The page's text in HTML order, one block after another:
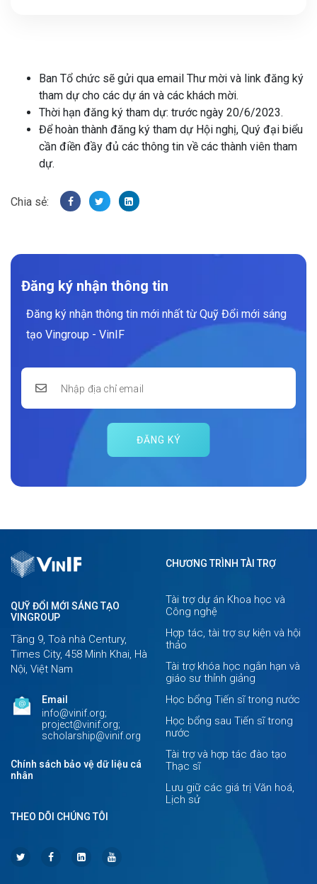
Ban Tổ chức sẽ gửi qua email Thư mời và link đăng ký
tham dự cho các dự án và các khách mời.
Thời hạn đăng ký tham dự: trước ngày 20/6/2023.
Để hoàn thành đăng ký tham dự Hội nghị, Quý đại biểu
cần điền đầy đủ các thông tin về các thành viên tham
dự.
Đăng ký nhận thông tin
Đăng ký nhận thông tin mới nhất từ Quỹ Đổi mới sáng
tạo Vingroup - VinIF
ĐĂNG KÝ
QUỸ ĐỔI MỚI SÁNG TẠO
VINGROUP
Tầng 9, Toà nhà Century,
Times City, 458 Minh Khai, Hà
Nội, Việt Nam
Email
info@vinif.org;
project@vinif.org;
scholarship@vinif.org
Chính sách bảo vệ dữ liệu cá
nhân
CHƯƠNG TRÌNH TÀI TRỢ
Tài trợ dự án Khoa học và
Công nghệ
Hợp tác, tài trợ sự kiện và hội
thảo
Tài trợ khóa học ngắn hạn và
giáo sư thỉnh giảng
Học bổng Tiến sĩ trong nước
Học bổng sau Tiến sĩ trong
nước
Tài trợ và hợp tác đào tạo
Thạc sĩ
Lưu giữ các giá trị Văn hoá,
Lịch sử
THEO DÕI CHÚNG TÔI